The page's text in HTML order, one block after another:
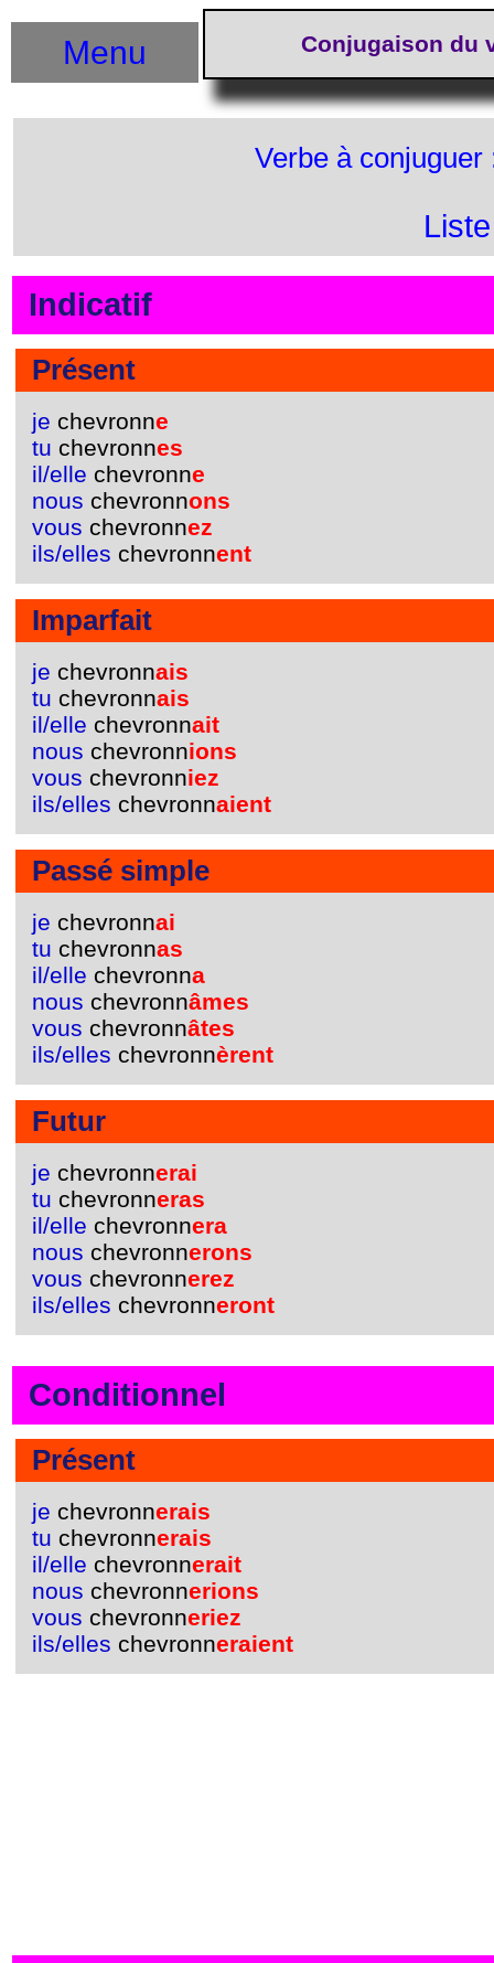
Conjugaison du
Menu
Verbe à
Indicatif
Présent
je chevronne
tu chevronnes
il/elle chevronne
nous chevronnons
vous chevronnez
ils/elles chevronnent
Imparfait
je chevronnais
tu chevronnais
il/elle chevronnait
nous chevronnions
vous chevronniez
ils/elles chevronnaient
Passé simple
je chevronnai
tu chevronnas
il/elle chevronna
nous chevronnâmes
vous chevronnâtes
ils/elles chevronnèrent
Futur
je chevronnerai
tu chevronneras
il/elle chevronnera
nous chevronnerons
vous chevronnerez
ils/elles chevronneront
Conditionnel
Présent
je chevronnerais
tu chevronnerais
il/elle chevronnerait
nous chevronnerions
vous chevronneriez
ils/elles chevronneraient